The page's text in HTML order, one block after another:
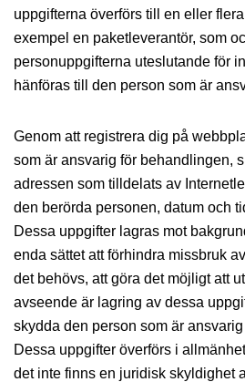
uppgifterna överförs till en eller flera
exempel en paketleverantör, som
personuppgifterna uteslutande för
hänföras till den person som är
Genom att registrera dig på
som är ansvarig för behandlingen,
adressen som tilldelats av
den berörda personen, datum och
Dessa uppgifter lagras mot
enda sättet att förhindra missbruk
det behövs, att göra det möjligt att
avseende är lagring av dessa
skydda den person som är
Dessa uppgifter överförs i
det inte finns en juridisk skyldighet